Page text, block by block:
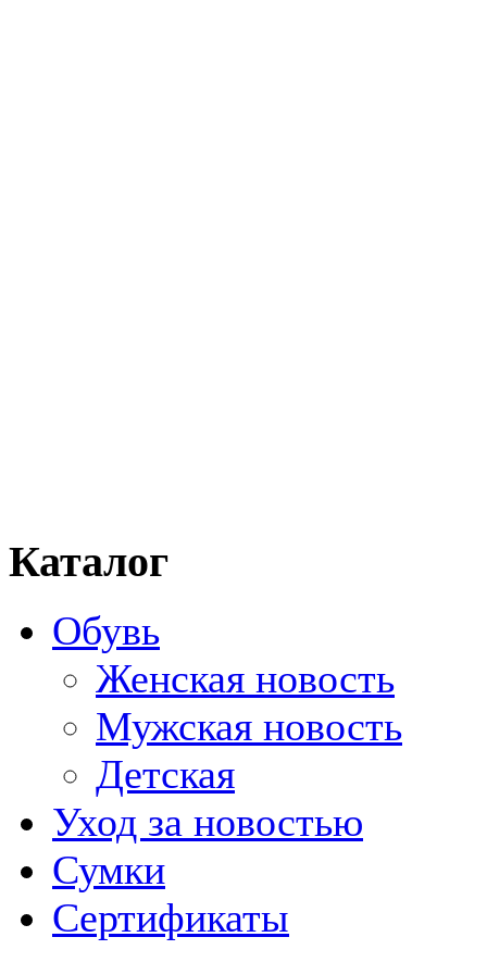
Каталог
Обувь
Женская новость
Мужская новость
Детская
Уход за новостью
Сумки
Сертификаты